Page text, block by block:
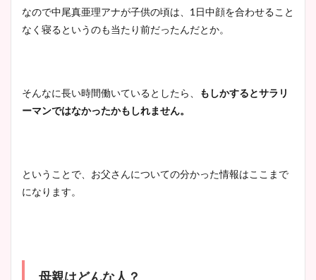
なので中尾真亜理アナが子供の頃は、1日中顔を合わせること
なく寝るというのも当たり前だったんだとか。
そんなに長い時間働いているとしたら、
もしかするとサラリ
ーマンではなかったかもしれません。
ということで、お父さんについての分かった情報はここまで
になります。
母親はどんな人？